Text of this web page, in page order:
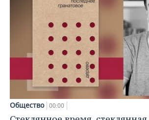
Общество 00:00